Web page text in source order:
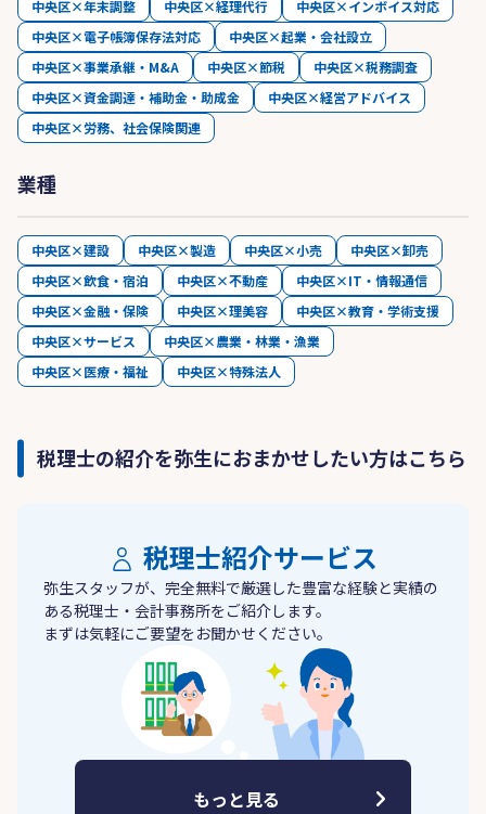
中央区×年末調整
中央区×経理代行
中央区×インボイス対応
中央区×電子帳簿保存法対応
中央区×起業・会社設立
中央区×事業承継・M&A
中央区×節税
中央区×税務調査
中央区×資金調達・補助金・助成金
中央区×経営アドバイス
中央区×労務、社会保険関連
業種
中央区×建設 中央区×製造 中央区×小売
中央区×卸売
中央区×飲食・宿泊
中央区×不動産
中央区×IT・情報通信
中央区×金融・保険
中央区×理美容
中央区×教育・学術支援
中央区×サービス
中央区×農業・林業・漁業
中央区×医療・福祉
中央区×特殊法人
税理士の紹介を弥生におまかせしたい方はこちら
税理士紹介サービス
弥生スタッフが、完全無料で厳選した豊富な経験と実績の
ある税理士・会計事務所をご紹介します。
まずは気軽にご要望をお聞かせください。
もっと見る